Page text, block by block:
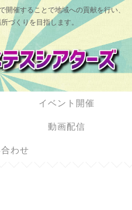
開催することで地域への貢献を行い、
づくりを目指します。
イベント開催
動画配信
わせ